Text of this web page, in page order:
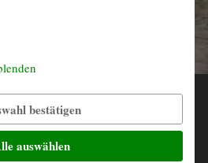
1973
104.600 Km abgelesen
bestätigen
auswählen